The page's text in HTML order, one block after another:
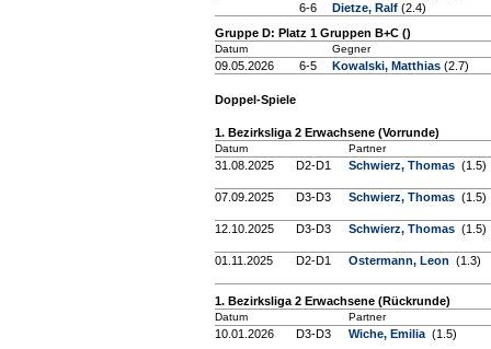
6-6
Dietze, Ralf (2.4)
Gruppe D: Platz 1 Gruppen B+C ()
Datum Gegner
09.05.2026 6-5 Kowalski, Matthias (2.7)
Doppel-Spiele
1. Bezirksliga 2 Erwachsene (Vorrunde)
Datum Partner
31.08.2025 D2-D1 Schwierz, Thomas (1.5)
07.09.2025 D3-D3 Schwierz, Thomas (1.5)
12.10.2025 D3-D3 Schwierz, Thomas (1.5)
01.11.2025 D2-D1 Ostermann, Leon (1.3)
1. Bezirksliga 2 Erwachsene (Rückrunde)
Datum Partner
10.01.2026 D3-D3 Wiche, Emilia (1.5)